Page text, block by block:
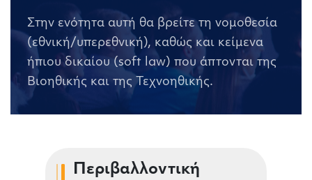
Στην ενότητα αυτή θα βρείτε τη νομοθεσία
(εθνική/υπερεθνική), καθώς και κείμενα
ήπιου δικαίου (soft law) που άπτονται της
Βιοηθικής και της Τεχνοηθικής.
Περιβαλλοντική